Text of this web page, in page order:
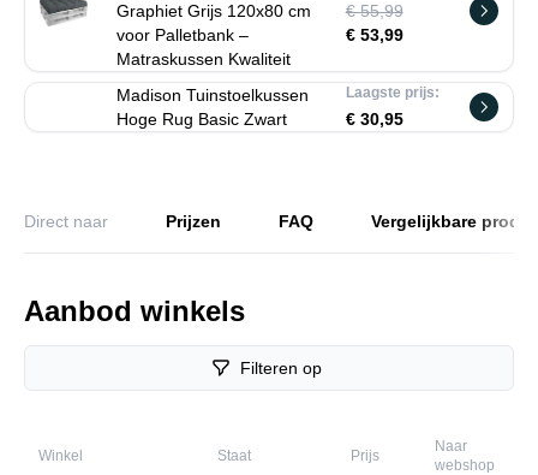
Graphiet Grijs 120x80 cm
voor Palletbank –
Matraskussen Kwaliteit
€ 55,99
€ 53,99
Madison Tuinstoelkussen
Hoge Rug Basic Zwart
Laagste prijs:
€ 30,95
Direct naar Prijzen FAQ Vergelijkbare
Aanbod winkels
Filteren op
Winkel Staat Prijs
Naar
webshop